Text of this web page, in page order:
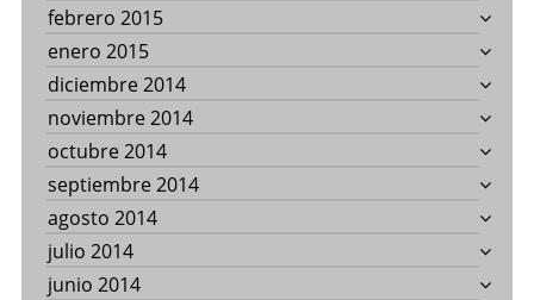
febrero 2015
enero 2015
diciembre 2014
noviembre 2014
octubre 2014
septiembre 2014
agosto 2014
julio 2014
junio 2014